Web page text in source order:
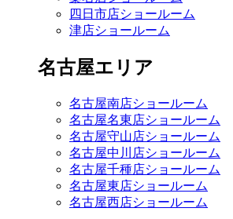
四日市店ショールーム
津店ショールーム
名古屋エリア
名古屋南店ショールーム
名古屋名東店ショールーム
名古屋守山店ショールーム
名古屋中川店ショールーム
名古屋千種店ショールーム
名古屋東店ショールーム
名古屋西店ショールーム